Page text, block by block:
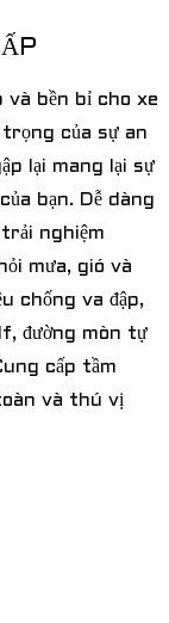
và bền bỉ cho xe
của sự an
lại mang lại sự
bạn. Dễ dàng
nghiệm
mưa, gió và
chống va đập,
đường mòn tự
cấp tầm
và thú vị